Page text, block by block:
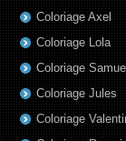
Coloriage Axel
Coloriage Lola
Coloriage
Coloriage Jules
Coloriage